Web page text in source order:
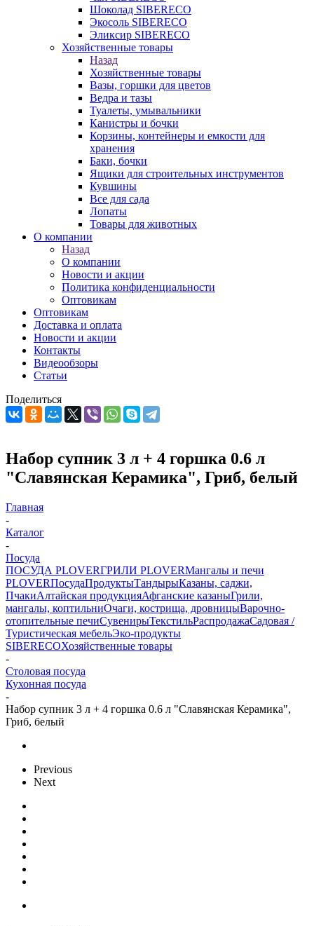
Шоколад SIBERECO
Экосоль SIBERECO
Эликсир SIBERECO
Хозяйственные товары
Назад
Хозяйственные товары
Вазы, горшки для цветов
Ведра и тазы
Туалеты, умывальники
Канистры и бочки
Корзины, контейнеры и емкости для
хранения
Баки, бочки
Ящики для строительных инструментов
Кувшины
Все для сада
Лопаты
Товары для животных
О компании
Назад
О компании
Новости и акции
Политика конфиденциальности
Оптовикам
Оптовикам
Доставка и оплата
Новости и акции
Контакты
Видеообзоры
Статьи
Поделиться
Набор супник 3 л + 4 горшка 0.6 л
"Славянская Керамика", Гриб, белый
Главная
-
Каталог
-
Посуда
ПОСУДА PLOVERГРИЛИ PLOVERМангалы и печи
PLOVERПосудаПродуктыТандырыКазаны, саджи,
ПчакиАлтайская продукцияАфганские казаныГрили,
мангалы, коптильниОчаги, кострища, дровницыВарочно-
отопительные печиСувенирыТекстильРаспродажаСадовая /
Туристическая мебельЭко-продукты
SIBERECOХозяйственные товары
-
Столовая посуда
Кухонная посуда
-
Набор супник 3 л + 4 горшка 0.6 л "Славянская Керамика",
Гриб, белый
Previous
Next